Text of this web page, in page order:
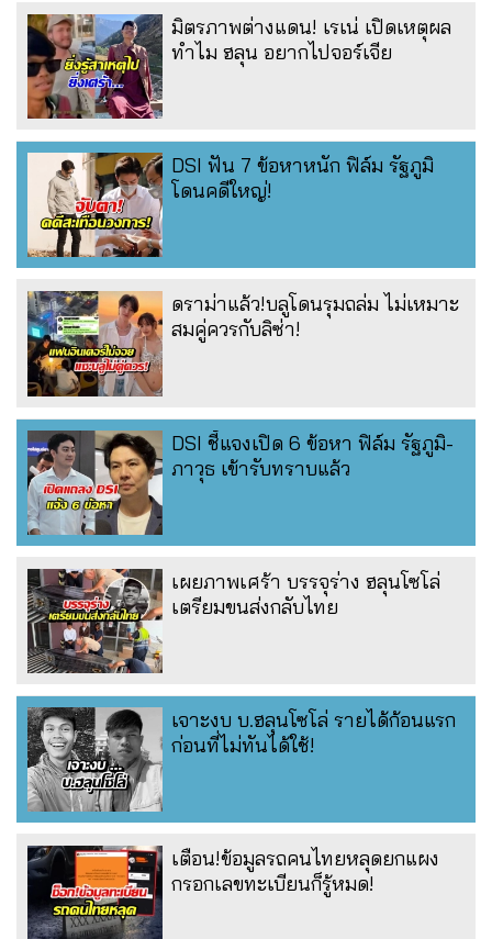
มิตรภาพต่างแดน! เรเน่ เปิดเหตุผล
ทำไม ฮลุน อยากไปจอร์เจีย
DSI ฟัน 7 ข้อหาหนัก ฟิล์ม รัฐภูมิ
โดนคดีใหญ่!
ดราม่าแล้ว!บลูโดนรุมถล่ม ไม่เหมาะ
สมคู่ควรกับลิซ่า!
DSI ชี้แจงเปิด 6 ข้อหา ฟิล์ม รัฐภูมิ-
ภาวุธ เข้ารับทราบแล้ว
เผยภาพเศร้า บรรจุร่าง ฮลุนโซโล่
เตรียมขนส่งกลับไทย
เจาะงบ บ.ฮลุนโซโล่ รายได้ก้อนแรก
ก่อนที่ไม่ทันได้ใช้!
เตือน!ข้อมูลรถคนไทยหลุดยกแผง
กรอกเลขทะเบียนก็รู้หมด!